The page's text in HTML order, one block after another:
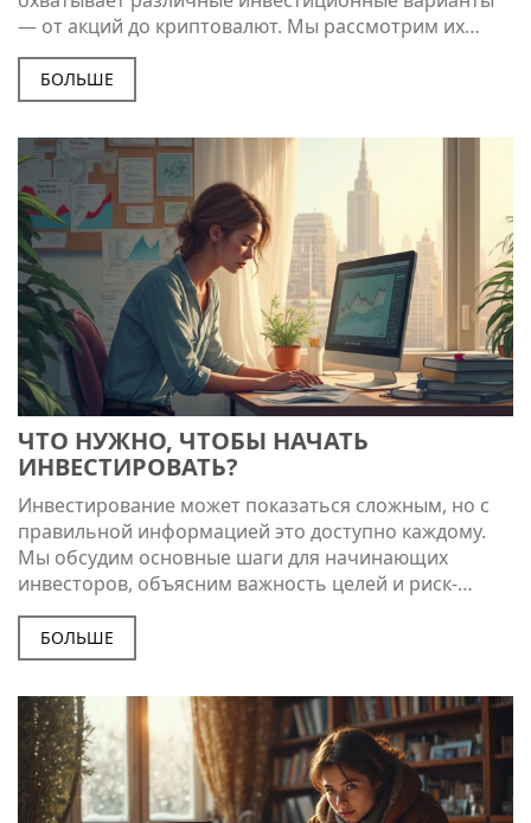
— от акций до криптовалют. Мы рассмотрим их
плюсы и минусы, помогая читателям сделать
осознанный выбор. Узнайте, как правильно
распределять риски и что учесть, прежде чем
БОЛЬШЕ
ЧТО НУЖНО, ЧТОБЫ НАЧАТЬ
ИНВЕСТИРОВАТЬ?
Инвестирование может показаться сложным, но с
правильной информацией это доступно каждому.
Мы обсудим основные шаги для начинающих
инвесторов, объясним важность целей и риск-
менеджмента, а также дадим советы по выбору
стратегий и инструментов. Узнайте, как избежать
типичных ошибок и создать эффективный
БОЛЬШЕ